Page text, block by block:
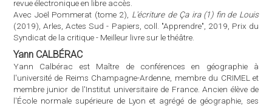
revue électronique en libre accès.
Avec Joël Pommerat (tome 2), L'écriture de Ça ira (1) fin de Louis
(2019), Arles, Actes Sud - Papiers, coll. "Apprendre", 2019, Prix du
Syndicat de la critique - Meilleur livre sur le théâtre.
Yann CALBÉRAC
Yann Calbérac est Maître de conférences en géographie à
l'université de Reims Champagne-Ardenne, membre du CRIMEL et
membre junior de l'Institut universitaire de France. Ancien élève de
l'École normale supérieure de Lyon et agrégé de géographie, ses